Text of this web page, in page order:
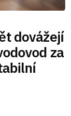
dovážejí
za